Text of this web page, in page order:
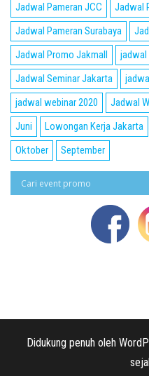
Jadwal Pameran JCC
Jadwal
Jadwal Pameran Surabaya
Jadwal Promo Jakmall
jadwal
Jadwal Seminar Jakarta
jadwal webinar 2020
Jadwal
Juni
Lowongan Kerja Jakarta
Oktober
September
Didukung penuh oleh